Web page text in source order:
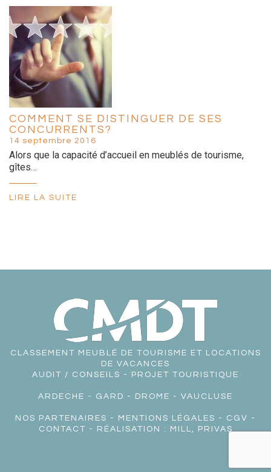
COMMENT SE DISTINGUER DE SES
CONCURRENTS?
14 septembre 2016
Alors que la capacité d’accueil en meublés de tourisme,
gîtes…
LIRE LA SUITE
CLASSEMENT MEUBLÉ DE TOURISME ET LOCATIONS
DE VACANCES
AUDIT / CONSEILS - PROJET TOURISTIQUE
ARDECHE - GARD - DROME - VAUCLUSE
NOS PARTENAIRES - MENTIONS LÉGALES - CGV -
CONTACT - RÉALISATION : MILL, PRIVAS